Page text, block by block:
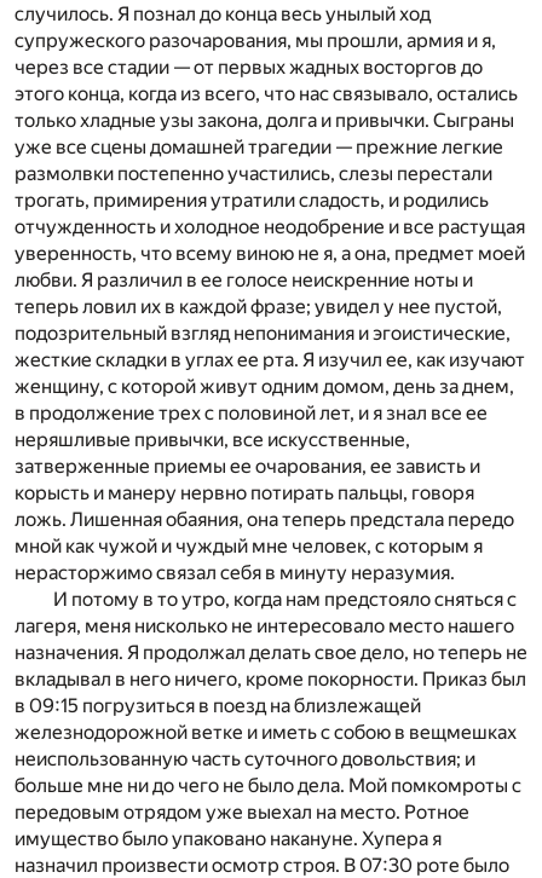
случилось. Я познал до конца весь унылый ход
супружеского разочарования, мы прошли, армия и я,
через все стадии — от первых жадных восторгов до
этого конца, когда из всего, что нас связывало, остались
только хладные узы закона, долга и привычки. Сыграны
уже все сцены домашней трагедии — прежние легкие
размолвки постепенно участились, слезы перестали
трогать, примирения утратили сладость, и родились
отчужденность и холодное неодобрение и все растущая
уверенность, что всему виною не я, а она, предмет моей
любви. Я различил в ее голосе неискренние ноты и
теперь ловил их в каждой фразе; увидел у нее пустой,
подозрительный взгляд непонимания и эгоистические,
жесткие складки в углах ее рта. Я изучил ее, как изучают
женщину, с которой живут одним домом, день за днем,
в продолжение трех с половиной лет, и я знал все ее
неряшливые привычки, все искусственные,
затверженные приемы ее очарования, ее зависть и
корысть и манеру нервно потирать пальцы, говоря
ложь. Лишенная обаяния, она теперь предстала передо
мной как чужой и чуждый мне человек, с которым я
нерасторжимо связал себя в минуту неразумия.
И потому в то утро, когда нам предстояло сняться с
лагеря, меня нисколько не интересовало место нашего
назначения. Я продолжал делать свое дело, но теперь не
вкладывал в него ничего, кроме покорности. Приказ был
в 09:15 погрузиться в поезд на близлежащей
железнодорожной ветке и иметь с собою в вещмешках
неиспользованную часть суточного довольствия; и
больше мне ни до чего не было дела. Мой помкомроты с
передовым отрядом уже выехал на место. Ротное
имущество было упаковано накануне. Хупера я
назначил произвести осмотр строя. В 07:30 роте было